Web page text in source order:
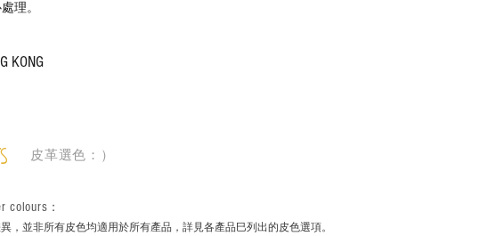
理。
KONG
皮革選色：）
，並非所有皮色均適用於所有產品，詳見各產品巳列出的皮色選項。
colours ：